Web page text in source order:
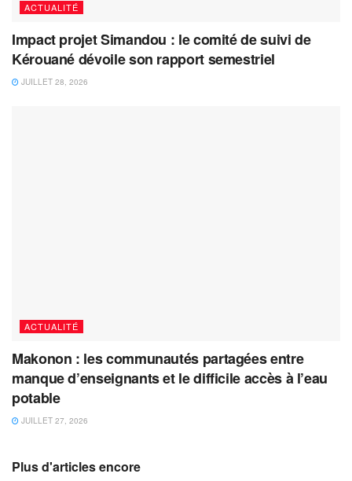
ACTUALITÉ
Impact projet Simandou : le comité de suivi de
Kérouané dévoile son rapport semestriel
JUILLET 28, 2026
ACTUALITÉ
Makonon : les communautés partagées entre
manque d’enseignants et le difficile accès à l’eau
potable
JUILLET 27, 2026
Plus d'articles encore